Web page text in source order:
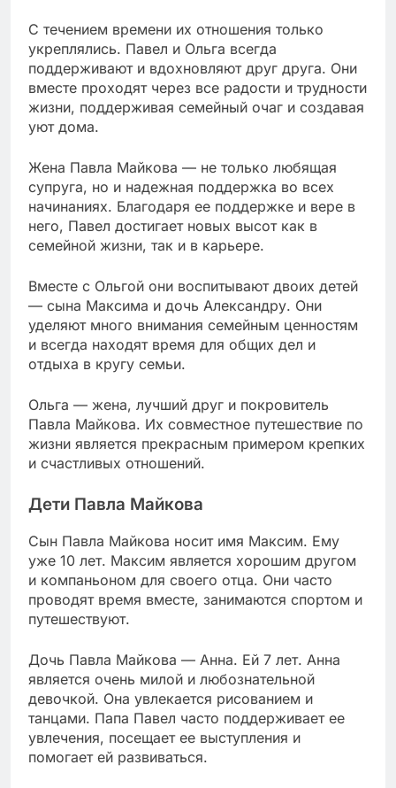
С течением времени их отношения только
укреплялись. Павел и Ольга всегда
поддерживают и вдохновляют друг друга. Они
вместе проходят через все радости и трудности
жизни, поддерживая семейный очаг и создавая
уют дома.
Жена Павла Майкова — не только любящая
супруга, но и надежная поддержка во всех
начинаниях. Благодаря ее поддержке и вере в
него, Павел достигает новых высот как в
семейной жизни, так и в карьере.
Вместе с Ольгой они воспитывают двоих детей
— сына Максима и дочь Александру. Они
уделяют много внимания семейным ценностям
и всегда находят время для общих дел и
отдыха в кругу семьи.
Ольга — жена, лучший друг и покровитель
Павла Майкова. Их совместное путешествие по
жизни является прекрасным примером крепких
и счастливых отношений.
Дети Павла Майкова
Сын Павла Майкова носит имя Максим. Ему
уже 10 лет. Максим является хорошим другом
и компаньоном для своего отца. Они часто
проводят время вместе, занимаются спортом и
путешествуют.
Дочь Павла Майкова — Анна. Ей 7 лет. Анна
является очень милой и любознательной
девочкой. Она увлекается рисованием и
танцами. Папа Павел часто поддерживает ее
увлечения, посещает ее выступления и
помогает ей развиваться.